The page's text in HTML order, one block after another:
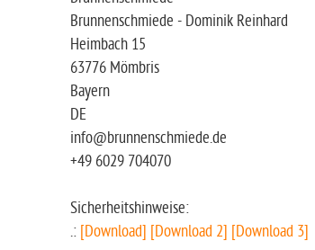
Brunnenschmiede - Dominik Reinhard
Heimbach 15
63776 Mömbris
Bayern
DE
info@brunnenschmiede.de
+49 6029 704070
Sicherheitshinweise:
.: [Download] [Download 2] [Download 3]